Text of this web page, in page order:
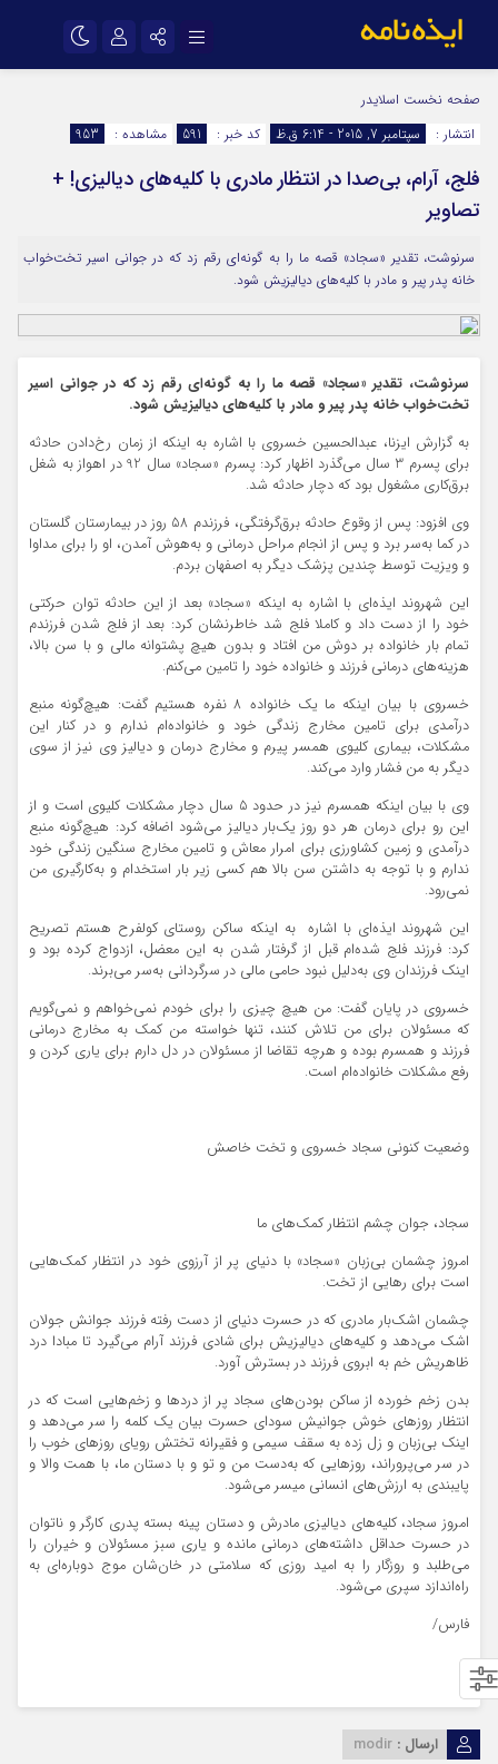
اینستاگرام
سروش
ایتا
آپارات
اپلیکیشن رمز عبور
مرا به خاطر بسپار
صفحه نخست اسلایدر
انتشار :
سپتامبر 7, 2015 - 6:14 ق.ظ کد خبر : 591 مشاهده : 953
فلج، آرام، بی‌صدا در انتظار مادری با کلیه‌های دیالیزی! +
تصاویر
سرنوشت، تقدیر «سجاد» قصه ما را به گونه‌ای رقم زد که در جوانی اسیر تخت‌خواب
خانه پدر پیر و مادر با کلیه‌های دیالیزیش شود.
سرنوشت، تقدیر «سجاد» قصه ما را به گونه‌ای رقم زد که در جوانی اسیر
تخت‌خواب خانه پدر پیر و مادر با کلیه‌های دیالیزیش شود.
به گزارش ایزنا، عبدالحسین خسروی با اشاره به اینکه از زمان رخ‌دادن حادثه
برای پسرم 3 سال می‌گذرد اظهار کرد: پسرم «سجاد» سال 92 در اهواز به شغل
برق‌کاری مشغول بود که دچار حادثه شد.
وی افزود: پس از وقوع حادثه برق‌گرفتگی، فرزندم 58 روز در بیمارستان گلستان
در کما به‌سر برد و پس از انجام مراحل درمانی و به‌هوش آمدن، او را برای مداوا
و ویزیت توسط چندین پزشک دیگر به اصفهان بردم.
این شهروند ایذه‌ای با اشاره به اینکه «سجاد» بعد از این حادثه توان حرکتی
خود را از دست داد و کاملا فلج شد خاطرنشان کرد: بعد از فلج شدن فرزندم
تمام بار خانواده بر دوش من افتاد و بدون هیچ پشتوانه مالی و با سن بالا،
هزینه‌های درمانی فرزند و خانواده خود را تامین می‌کنم.
خسروی با بیان اینکه ما یک خانواده 8 نفره هستیم گفت: هیچ‌گونه منبع
درآمدی برای تامین مخارج زندگی خود و خانواده‌ام ندارم و در کنار این
مشکلات، بیماری کلیوی همسر پیرم و مخارج درمان و دیالیز وی نیز از سوی
دیگر به من فشار وارد می‌کند.
وی با بیان اینکه همسرم نیز در حدود 5 سال دچار مشکلات کلیوی است و از
این رو برای درمان هر دو روز یک‌بار دیالیز می‌شود اضافه کرد: هیچ‌گونه منبع
درآمدی و زمین کشاورزی برای امرار معاش و تامین مخارج سنگین زندگی خود
ندارم و با توجه به داشتن سن بالا هم کسی زیر بار استخدام و به‌کارگیری من
نمی‌رود.
این شهروند ایذه‌ای با اشاره به اینکه ساکن روستای کولفرح هستم تصریح
کرد: فرزند فلج شده‌ام قبل از گرفتار شدن به این معضل، ازدواج کرده بود و
اینک فرزندان وی به‌دلیل نبود حامی مالی در سرگردانی به‌سر می‌برند.
خسروی در پایان گفت: من هیچ چیزی را برای خودم نمی‌خواهم و نمی‌گویم
که مسئولان برای من تلاش کنند، تنها خواسته من کمک به مخارج درمانی
فرزند و همسرم بوده و هرچه تقاضا از مسئولان در دل دارم برای یاری کردن و
رفع مشکلات خانواده‌ام است.
وضعیت کنونی سجاد خسروی و تخت خاصش
سجاد، جوان چشم انتظار کمک‌های ما
امروز چشمان بی‌زبان «سجاد» با دنیای پر از آرزوی خود در انتظار کمک‌هایی
است برای رهایی از تخت.
چشمان اشک‌بار مادری که در حسرت دنیای از دست رفته فرزند جوانش جولان
اشک می‌دهد و کلیه‌های دیالیزیش برای شادی فرزند آرام می‌گیرد تا مبادا درد
ظاهریش خم به ابروی فرزند در بسترش آورد.
بدن زخم خورده از ساکن بودن‌های سجاد پر از دردها و زخم‌هایی است که در
انتظار روزهای خوش جوانیش سودای حسرت بیان یک کلمه را سر می‌دهد و
اینک بی‌زبان و زل زده به سقف سیمی و فقیرانه تختش رویای روزهای خوب را
در سر می‌پروراند، روزهایی که به‌دست من و تو و با دستان ما، با همت والا و
پایبندی به ارزش‌های انسانی میسر می‌شود.
امروز سجاد، کلیه‌های دیالیزی مادرش و دستان پینه بسته پدری کارگر و ناتوان
در حسرت حداقل داشته‌های درمانی مانده و یاری سبز مسئولان و خیران را
می‌طلبد و روزگار را به امید روزی که سلامتی در خان‌شان موج دوباره‌ای به
راه‌اندازد سپری می‌شود.
فارس/
ارسال : modir